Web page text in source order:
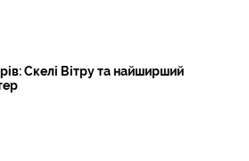
Скелі Вітру та найширший